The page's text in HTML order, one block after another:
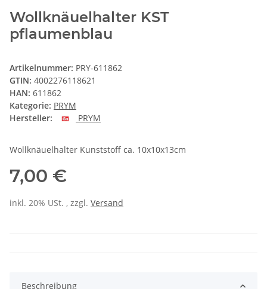
Wollknäuelhalter KST
pflaumenblau
Artikelnummer: PRY-611862
GTIN: 4002276118621
HAN: 611862
Kategorie: PRYM
Hersteller:
PRYM
Wollknäuelhalter Kunststoff ca. 10x10x13cm
7,00 €
inkl. 20% USt. , zzgl. Versand
Beschreibung